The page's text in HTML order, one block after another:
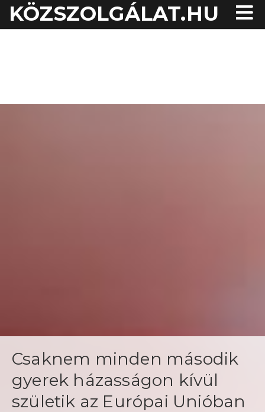
KÖZSZOLGÁLAT.HU
Csaknem minden második
gyerek házasságon kívül
születik az Európai Unióban